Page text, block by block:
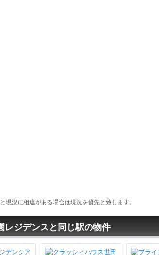
現況に相違がある場合は現況を優先と致します。
レジデンスと同じ駅の物件